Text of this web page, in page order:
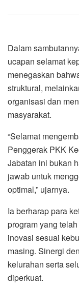
Dalam
ucapan selamat
menegaskan
struktural,
organisasi dan
masyarakat.
“Selamat
Penggerak PKK
Jabatan ini bukan
jawab untuk
optimal,” ujarnya.
Ia berharap para
program yang
inovasi sesuai
masing. Sinergi
kelurahan serta
diperkuat.